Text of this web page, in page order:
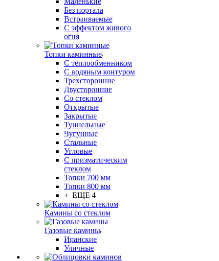
Без портала
Встраиваемые
С эффектом живого
огня
Топки каминные
С теплообменником
С водяным контуром
Трехсторонние
Двусторонние
Со стеклом
Открытые
Закрытые
Туннельные
Чугунные
Стальные
Угловые
С призматическим
стеклом
Топки 700 мм
Топки 800 мм
+ ЕЩЕ 4
Камины со стеклом
Газовые камины
Иранские
Уличные